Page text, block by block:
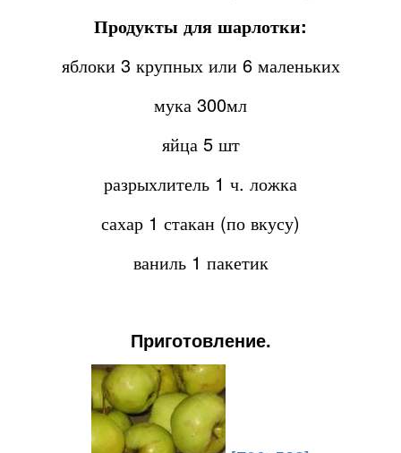
Продукты для шарлотки:
яблоки 3 крупных или 6 маленьких
мука 300мл
яйца 5 шт
разрыхлитель 1 ч. ложка
сахар 1 стакан (по вкусу)
ваниль 1 пакетик
Приготовление.